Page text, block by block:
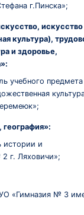
г.Пинска»;
искусство
культура),
и здоровье,
учебного предмета
истории и
г. Ляховичи»;
«Гимназия № 3